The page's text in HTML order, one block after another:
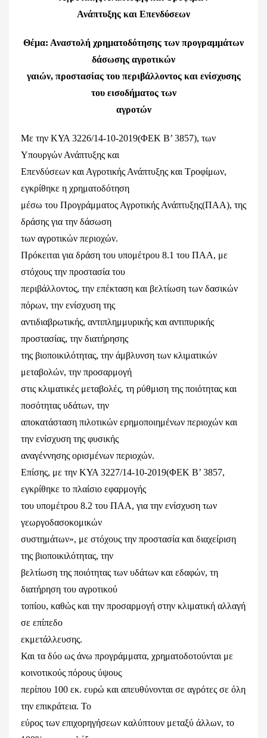
Ανάπτυξης και Επενδύσεων
Θέμα: Αναστολή χρηματοδότησης των προγραμμάτων
δάσωσης αγροτικών
γαιών, προστασίας του περιβάλλοντος και ενίσχυσης
του εισοδήματος των
αγροτών
Με την ΚΥΑ 3226/14-10-2019(ΦΕΚ Β’ 3857), των
Υπουργών Ανάπτυξης και
Επενδύσεων και Αγροτικής Ανάπτυξης και Τροφίμων,
εγκρίθηκε η χρηματοδότηση
μέσω του Προγράμματος Αγροτικής Ανάπτυξης(ΠΑΑ), της
δράσης για την δάσωση
των αγροτικών περιοχών.
Πρόκειται για δράση του υπομέτρου 8.1 του ΠΑΑ, με
στόχους την προστασία του
περιβάλλοντος, την επέκταση και βελτίωση των δασικών
πόρων, την ενίσχυση της
αντιδιαβρωτικής, αντιπλημμυρικής και αντιπυρικής
προστασίας, την διατήρησης
της βιοποικιλότητας, την άμβλυνση των κλιματικών
μεταβολών, την προσαρμογή
στις κλιματικές μεταβολές, τη ρύθμιση της ποιότητας και
ποσότητας υδάτων, την
αποκατάσταση πιλοτικών ερημοποιημένων περιοχών και
την ενίσχυση της φυσικής
αναγέννησης ορισμένων περιοχών.
Επίσης, με την ΚΥΑ 3227/14-10-2019(ΦΕΚ Β’ 3857,
εγκρίθηκε το πλαίσιο εφαρμογής
του υπομέτρου 8.2 του ΠΑΑ, για την ενίσχυση των
γεωργοδασοκομικών
συστημάτων», με στόχους την προστασία και διαχείριση
της βιοποικιλότητας, την
βελτίωση της ποιότητας των υδάτων και εδαφών, τη
διατήρηση του αγροτικού
τοπίου, καθώς και την προσαρμογή στην κλιματική αλλαγή
σε επίπεδο
εκμετάλλευσης.
Και τα δύο ως άνω προγράμματα, χρηματοδοτούνται με
κοινοτικούς πόρους ύψους
περίπου 100 εκ. ευρώ και απευθύνονται σε αγρότες σε όλη
την επικράτεια. Το
εύρος των επιχορηγήσεων καλύπτουν μεταξύ άλλων, το